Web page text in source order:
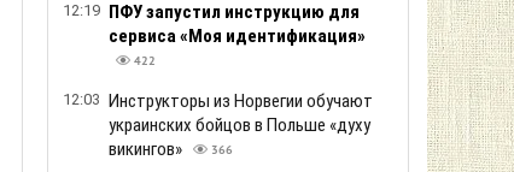
12:19 ПФУ запустил инструкцию для
сервиса «Моя идентификация»
422
12:03 Инструкторы из Норвегии обучают
украинских бойцов в Польше «духу
викингов»
366